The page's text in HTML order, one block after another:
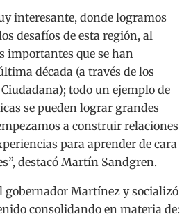
interesante, donde logramos
desafíos de esta región, al
importantes que se han
década (a través de los
todo un ejemplo de
se pueden lograr grandes
a construir relaciones
para aprender de cara
destacó Martín Sandgren.
gobernador Martínez y socializó
consolidando en materia de: